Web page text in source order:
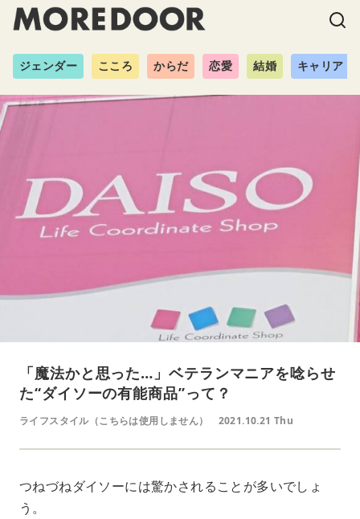
ジェンダー こころ からだ 恋愛 結婚 キャリア
「魔法かと思った…」ベテランマニアを唸らせ
た“ダイソーの有能商品”って？
ライフスタイル（こちらは使用しません） 2021.10.21 Thu
つねづねダイソーには驚かされることが多いでしょ
う。